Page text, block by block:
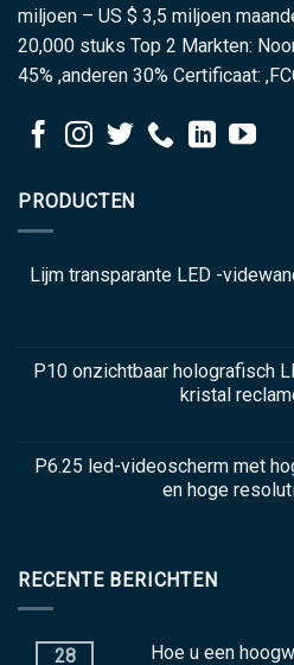
miljoen – US $ 3,5 miljoen
20,000 stuks Top 2 Markten:
45% ,anderen 30% Certificaat:
PRODUCTEN
Lijm transparante LED -
P10 onzichtbaar holografisch
kristal
P6.25 led-videoscherm met
en hoge
RECENTE BERICHTEN
28
Hoe u een